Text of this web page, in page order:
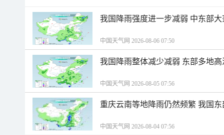
我国降雨强度进一步减弱 中东部
中国天气网 2026-08-06 07:50
我国降雨整体减少减弱 东部多地
中国天气网 2026-08-05 07:56
重庆云南等地降雨仍然频繁 我国
中国天气网 2026-08-04 07:56